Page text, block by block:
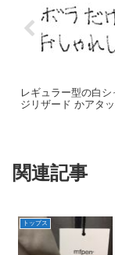
レギュラー型の白
ジリザード かアタ
関連記事
トップス